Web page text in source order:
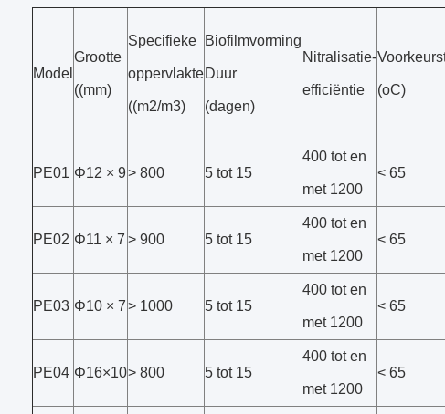
Model
Grootte
((mm)
Specifieke
oppervlakte
((m2/m3)
Biofilmvorming
Duur
(dagen)
Nitralisatie-
efficiëntie (oC)
PE01 Φ12 × 9> 800 5 tot 15
400 tot en
met 1200
< 65
PE02 Φ11 × 7 > 900 5 tot 15
400 tot en
met 1200
< 65
PE03 Φ10 × 7> 1000 5 tot 15
400 tot en
met 1200
< 65
PE04 Φ16×10> 800 5 tot 15
400 tot en
met 1200
< 65